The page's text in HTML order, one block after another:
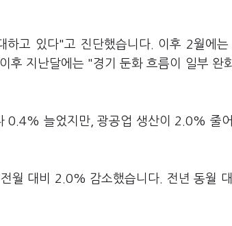
고 있다"고 진단했습니다. 이후 2월에
후 지난달에는 "경기 둔화 흐름이 일부 완
0.4% 늘었지만, 광공업 생산이 2.0% 줄
월 대비 2.0% 감소했습니다. 전년 동월